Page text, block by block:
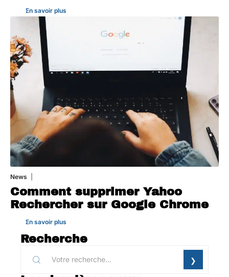
En savoir plus
News
Comment supprimer Yahoo
Rechercher sur Google Chrome
En savoir plus
Recherche